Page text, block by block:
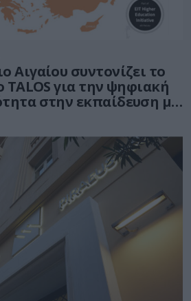
Αιγαίου συντονίζει το
TALOS για την ψηφιακή
στην εκπαίδευση με
Νοημοσύνης